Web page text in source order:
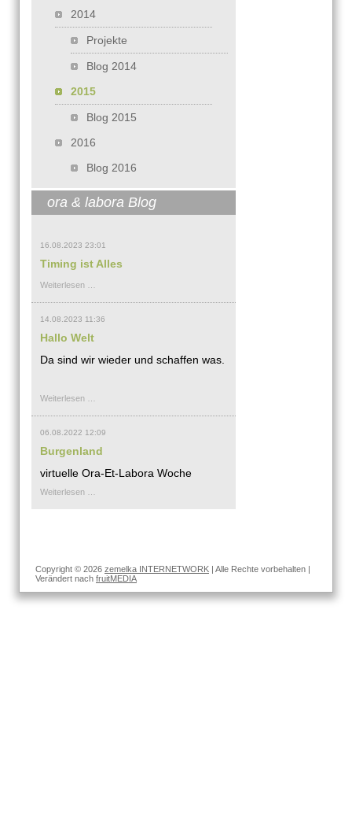
2014
Projekte
Blog 2014
2015
Blog 2015
2016
Blog 2016
ora & labora Blog
16.08.2023 23:01
Timing ist Alles
Weiterlesen …
Alles
14.08.2023 11:36
Hallo Welt
Da sind wir wieder und schaffen was.
Weiterlesen …
06.08.2022 12:09
Burgenland
virtuelle Ora-Et-Labora Woche
Weiterlesen …
Copyright © 2026 zemelka INTERNETWORK | Alle Rechte vorbehalten |
Verändert nach fruitMEDIA